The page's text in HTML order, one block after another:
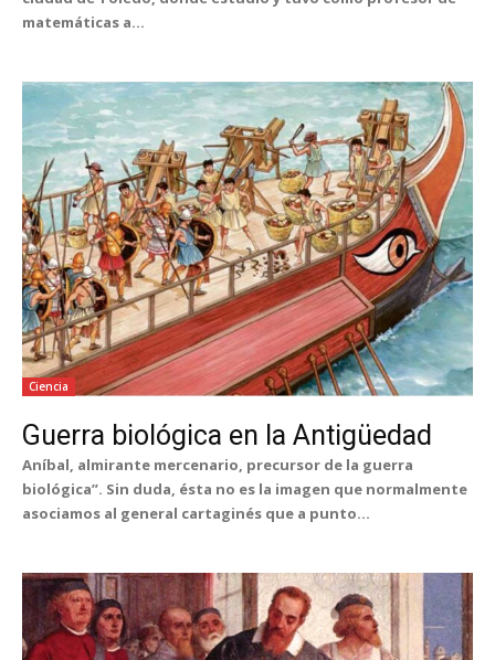
matemáticas a...
Ciencia
Guerra biológica en la Antigüedad
Aníbal, almirante mercenario, precursor de la guerra
biológica”. Sin duda, ésta no es la imagen que normalmente
asociamos al general cartaginés que a punto...